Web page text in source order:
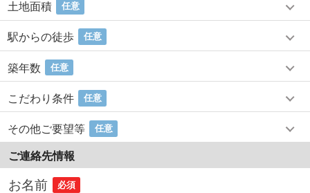
土地面積 任意
駅からの徒歩 任意
築年数 任意
こだわり条件 任意
その他ご要望等 任意
ご連絡先情報
お名前 必須